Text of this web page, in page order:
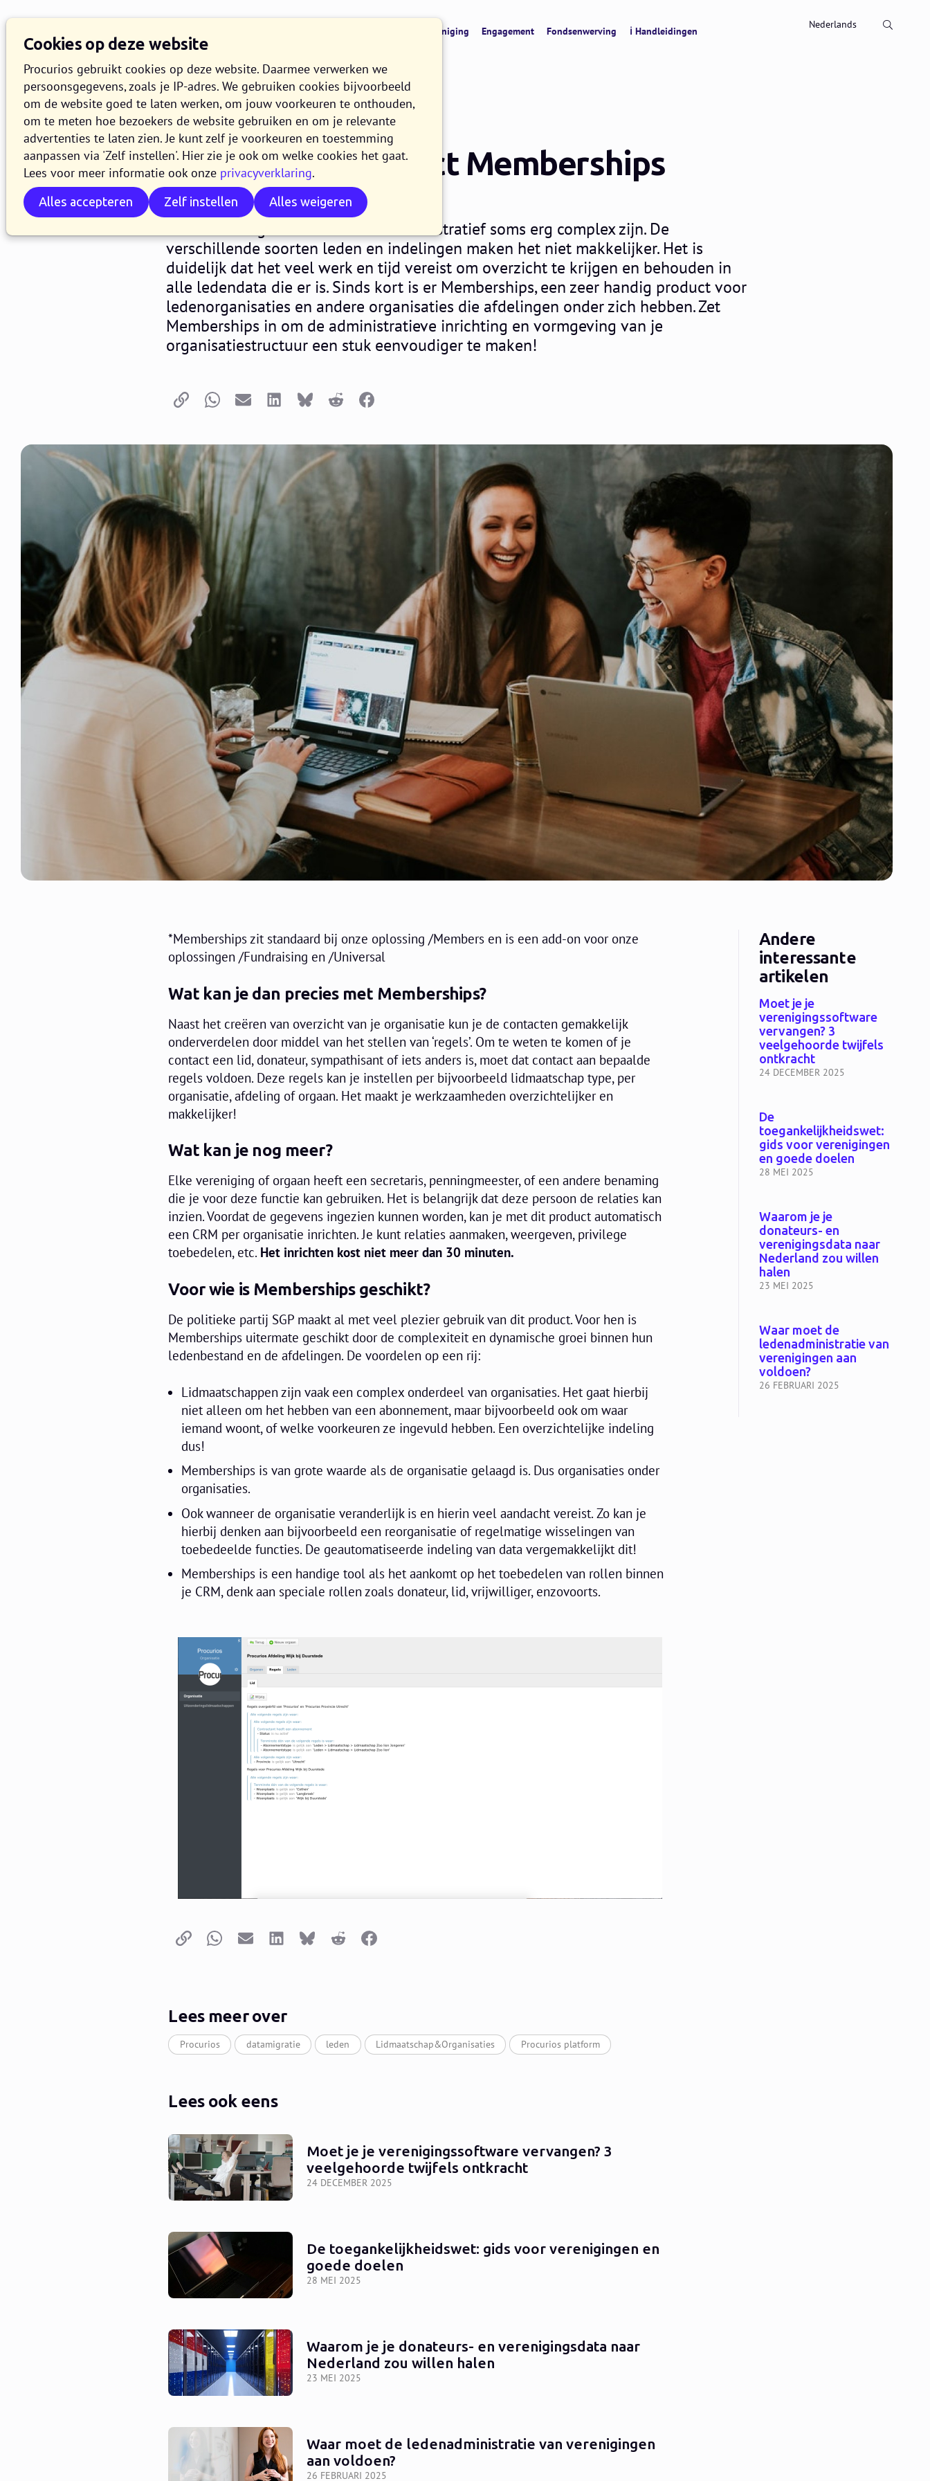
Cookies op deze website
Procurios gebruikt cookies op deze website. Daarmee verwerken we
persoonsgegevens, zoals je IP-adres. We gebruiken cookies bijvoorbeeld
om de website goed te laten werken, om jouw voorkeuren te onthouden,
om te meten hoe bezoekers de website gebruiken en om je relevante
advertenties te laten zien. Je kunt zelf je voorkeuren en toestemming
aanpassen via 'Zelf instellen'. Hier zie je ook om welke cookies het gaat.
Lees voor meer informatie ook onze privacyverklaring.
Alles accepteren Zelf instellen Alles weigeren
Digitale vereniging Engagement Fondsenwerving ℹ Handleidingen
Nederlands
Digitale vereniging
Ontdek ons product Memberships
7 MEI 2018 JOAN LUFTING 2 MINUTEN LEZEN
Voor ledenorganisaties kan het administratief soms erg complex zijn. De
verschillende soorten leden en indelingen maken het niet makkelijker. Het is
duidelijk dat het veel werk en tijd vereist om overzicht te krijgen en behouden in
alle ledendata die er is. Sinds kort is er Memberships, een zeer handig product voor
ledenorganisaties en andere organisaties die afdelingen onder zich hebben. Zet
Memberships in om de administratieve inrichting en vormgeving van je
organisatiestructuur een stuk eenvoudiger te maken!
Kopieer linkWhatsappE-mail LinkedInBlueskyReddit Facebook
*Memberships zit standaard bij onze oplossing /Members en is een add-on voor onze
oplossingen /Fundraising en /Universal
Wat kan je dan precies met Memberships?
Naast het creëren van overzicht van je organisatie kun je de contacten gemakkelijk
onderverdelen door middel van het stellen van ‘regels’. Om te weten te komen of je
contact een lid, donateur, sympathisant of iets anders is, moet dat contact aan bepaalde
regels voldoen. Deze regels kan je instellen per bijvoorbeeld lidmaatschap type, per
organisatie, afdeling of orgaan. Het maakt je werkzaamheden overzichtelijker en
makkelijker!
Wat kan je nog meer?
Elke vereniging of orgaan heeft een secretaris, penningmeester, of een andere benaming
die je voor deze functie kan gebruiken. Het is belangrijk dat deze persoon de relaties kan
inzien. Voordat de gegevens ingezien kunnen worden, kan je met dit product automatisch
een CRM per organisatie inrichten. Je kunt relaties aanmaken, weergeven, privilege
toebedelen, etc. Het inrichten kost niet meer dan 30 minuten.
Voor wie is Memberships geschikt?
De politieke partij SGP maakt al met veel plezier gebruik van dit product. Voor hen is
Memberships uitermate geschikt door de complexiteit en dynamische groei binnen hun
ledenbestand en de afdelingen. De voordelen op een rij:
Lidmaatschappen zijn vaak een complex onderdeel van organisaties. Het gaat hierbij
niet alleen om het hebben van een abonnement, maar bijvoorbeeld ook om waar
iemand woont, of welke voorkeuren ze ingevuld hebben. Een overzichtelijke indeling
dus!
Memberships is van grote waarde als de organisatie gelaagd is. Dus organisaties onder
organisaties.
Ook wanneer de organisatie veranderlijk is en hierin veel aandacht vereist. Zo kan je
hierbij denken aan bijvoorbeeld een reorganisatie of regelmatige wisselingen van
toebedeelde functies. De geautomatiseerde indeling van data vergemakkelijkt dit!
Memberships is een handige tool als het aankomt op het toebedelen van rollen binnen
je CRM, denk aan speciale rollen zoals donateur, lid, vrijwilliger, enzovoorts.
Kopieer linkWhatsappE-mail LinkedInBlueskyReddit Facebook
Lees meer over
Procurios datamigratie leden Lidmaatschap&Organisaties Procurios platform
Andere
interessante
artikelen
24 DECEMBER 2025
Moet je je
verenigingssoftware
vervangen? 3
veelgehoorde twijfels
ontkracht
28 MEI 2025
De
toegankelijkheidswet:
gids voor verenigingen
en goede doelen
23 MEI 2025
Waarom je je
donateurs- en
verenigingsdata naar
Nederland zou willen
halen
26 FEBRUARI 2025
Waar moet de
ledenadministratie van
verenigingen aan
voldoen?
Lees ook eens
24 DECEMBER 2025
Moet je je verenigingssoftware vervangen? 3
veelgehoorde twijfels ontkracht
28 MEI 2025
De toegankelijkheidswet: gids voor verenigingen en
goede doelen
23 MEI 2025
Waarom je je donateurs- en verenigingsdata naar
Nederland zou willen halen
26 FEBRUARI 2025
Waar moet de ledenadministratie van verenigingen
aan voldoen?
Zoeken